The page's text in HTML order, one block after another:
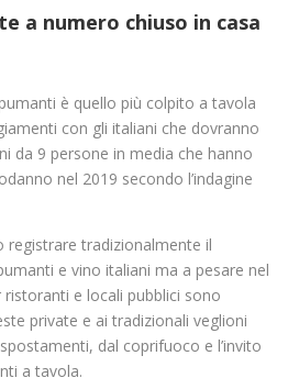
a numero chiuso in casa
è quello più colpito a tavola
con gli italiani che dovranno
da 9 persone in media che hanno
nel 2019 secondo l’indagine
registrare tradizionalmente il
e vino italiani ma a pesare nel
e locali pubblici sono
private e ai tradizionali veglioni
dal coprifuoco e l’invito
a tavola.